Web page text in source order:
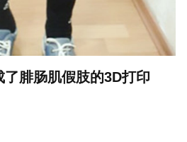
腓肠肌假肢的3D打印